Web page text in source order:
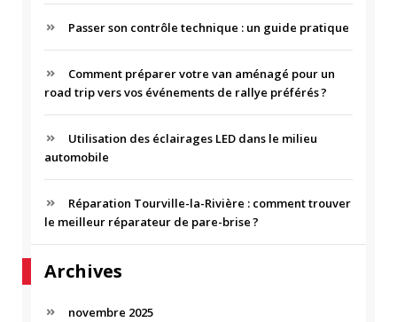
o
u
r
:
H
E
R
Passer son contrôle technique : un guide pratique
Comment préparer votre van aménagé pour un
road trip vers vos événements de rallye préférés ?
Utilisation des éclairages LED dans le milieu
automobile
Réparation Tourville-la-Rivière : comment trouver
le meilleur réparateur de pare-brise ?
Archives
novembre 2025